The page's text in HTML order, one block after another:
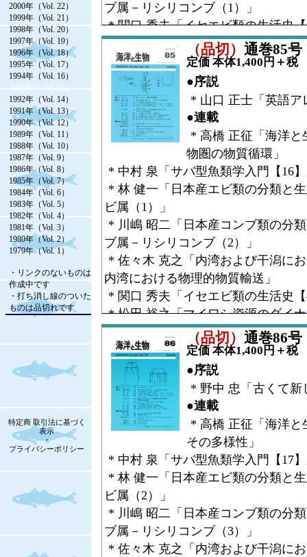
2000年（Vol. 22）
1999年（Vol. 21）
1998年（Vol. 20）
1997年（Vol. 19）
1996年（Vol. 18）
1995年（Vol. 17）
1994年（Vol. 16）
1993年（Vol. 15）
1992年（Vol. 14）
1991年（Vol. 13）
1990年（Vol. 12）
1989年（Vol. 11）
1988年（Vol. 10）
1987年（Vol. 9）
1986年（Vol. 8）
1985年（Vol. 7）
1984年（Vol. 6）
1983年（Vol. 5）
1982年（Vol. 4）
1981年（Vol. 3）
1980年（Vol. 2）
1979年（Vol. 1）
・リンクのないものは
作成中です
・打ち消し線のついた
ものは品切れです
特定商 取引法に基づく
表示
・
プライバシーポリシー
ブ属－リシリコンブ（1）」
* 関口 秀夫「イセエビ類の生活史
* 山下 欣二「近世古文献に見る海
（6）」
●コラム
* 山下 欣二「宮島だより【4】サン
●Research Article
* 朝日田 卓「サメ，エイ類の核型
* 西村 はるみ・宮崎 淳一「アメリ
ついて」
（品切） 通巻85号
定価 本体1,400円＋税
●序説
* 山口 正士「英語ア
●連載
* 高橋 正征「海洋と
物圏の物質循環」
* 中村 泉「サバ型魚類学入門【16
* 林 健一「日本産エビ類の分類と
ビ属（1）」
* 川嶋 昭二「日本産コンブ類の分
ブ属－リシリコンブ（2）」
* 佐々木 克之「内湾および干潟に
内湾における物理的物質輸送」
* 関口 秀夫「イセエビ類の生活史
* 松田 裕之「マイワシ資源のダイ
動説」
* 林 勇夫「多毛類生態学の最近の
* 市川 憲平「雄が子守をする虫た
●コラム
* 山下 欣二「宮島だより【5】夏の
●Research Article
* 武田 正倫ほか「東京湾に定着し
（品切） 通巻86号
定価 本体1,400円＋税
●序説
* 野中 忠「古くて新
●連載
* 高橋 正征「海洋と
その多様性」
* 中村 泉「サバ型魚類学入門【17
* 林 健一「日本産エビ類の分類と
ビ属（2）」
* 川嶋 昭二「日本産コンブ類の分
ブ属－リシリコンブ（3）」
* 佐々木 克之「内湾および干潟に